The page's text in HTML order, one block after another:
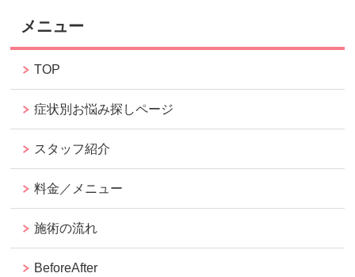
メニュー
TOP
症状別お悩み探しページ
スタッフ紹介
料金／メニュー
施術の流れ
BeforeAfter